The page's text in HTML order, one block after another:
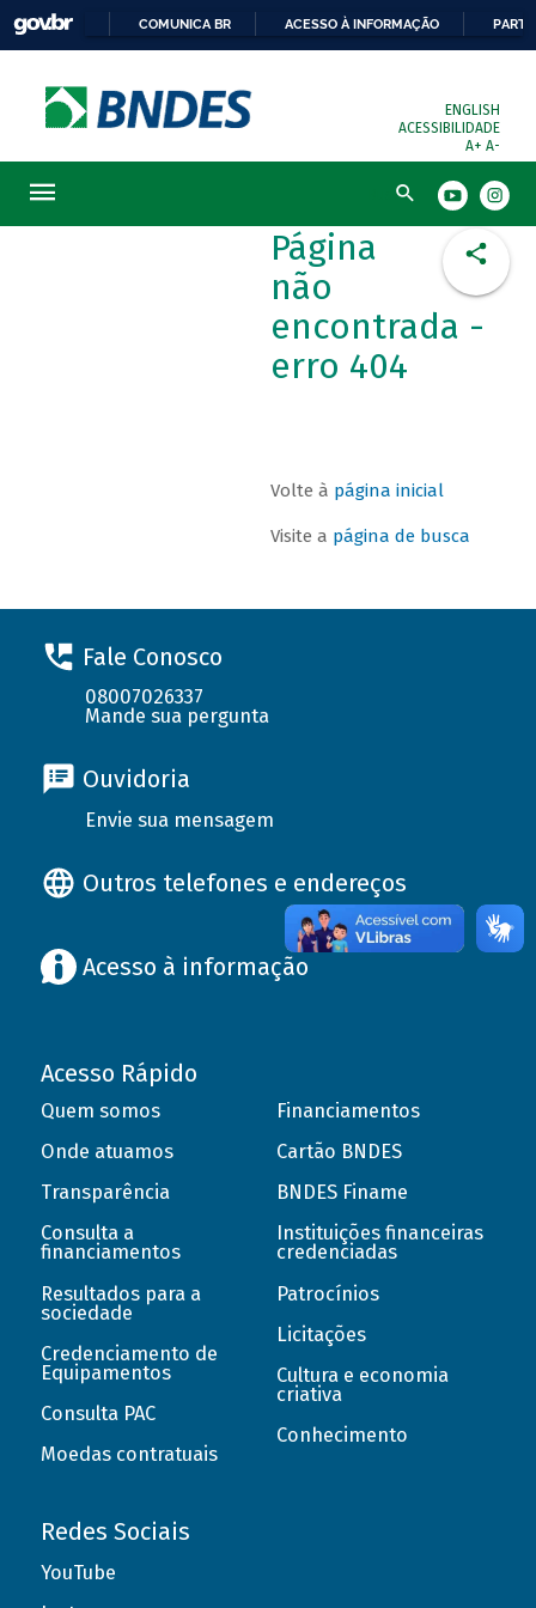
COMUNICA BR ACESSO À INFORMAÇÃO
ENGLISH
ACESSIBILIDADE
A+ A-
Busca
Página
não
encontrada -
erro 404
Volte à página inicial
Visite a página de busca
Fale Conosco
08007026337
Mande sua pergunta
Ouvidoria
Envie sua mensagem
Outros telefones e endereços
Acesso à informação
Acesso Rápido
Quem somos
Onde atuamos
Transparência
Consulta a
financiamentos
Resultados para a
sociedade
Credenciamento de
Equipamentos
Consulta PAC
Moedas contratuais
Financiamentos
Cartão BNDES
BNDES Finame
Instituições financeiras
credenciadas
Patrocínios
Licitações
Cultura e economia
criativa
Conhecimento
Redes Sociais
YouTube